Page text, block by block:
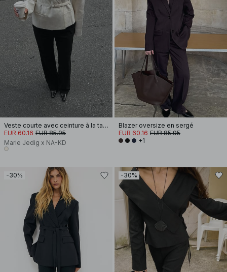
Veste courte avec ceinture à la taille
EUR 60.16 EUR 85.95
Marie Jedig x NA-KD
Blazer oversize en sergé
EUR 60.16 EUR 85.95
+1
-30% -30%